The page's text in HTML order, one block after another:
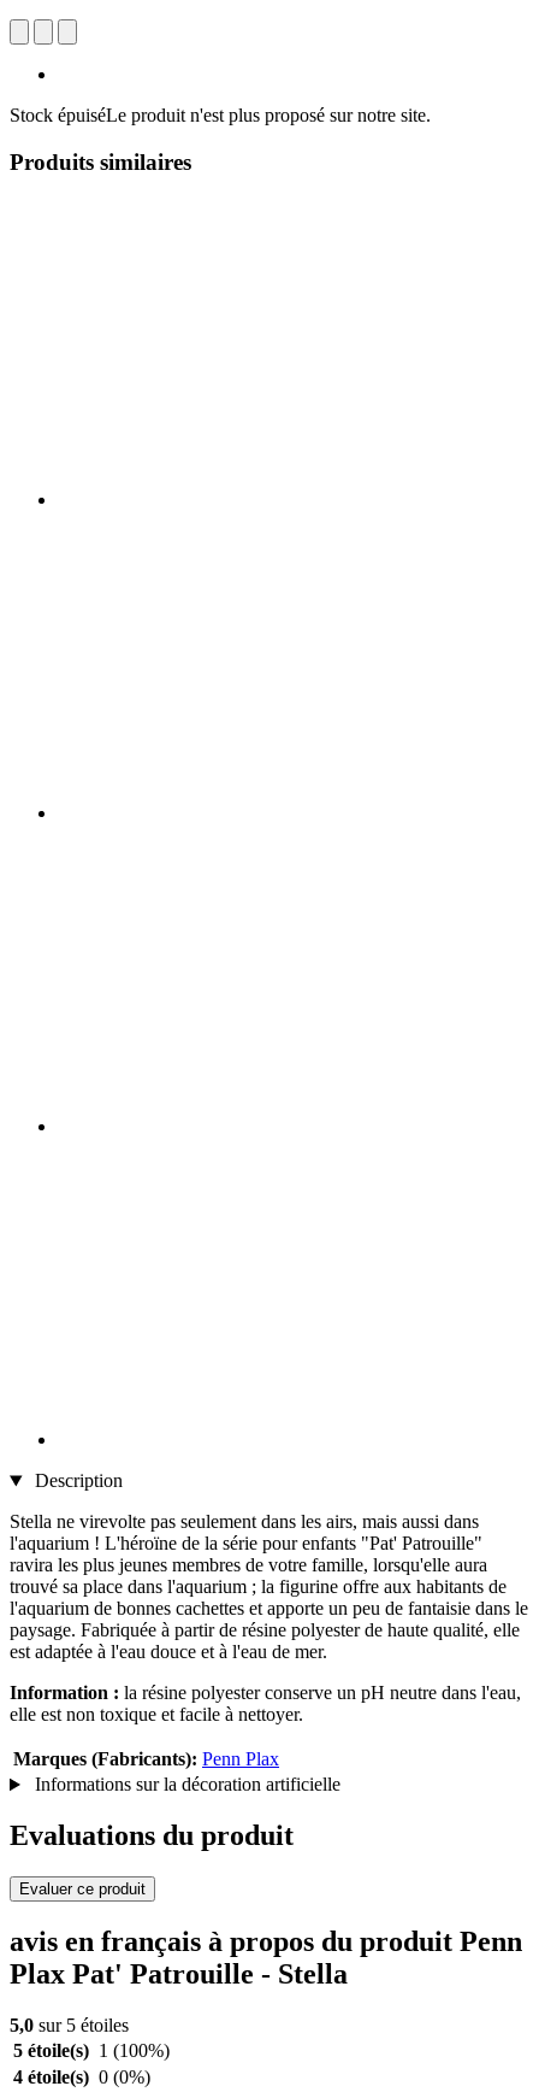
Stock épuiséLe produit n'est plus proposé sur notre site.
Produits similaires
Description
Stella ne virevolte pas seulement dans les airs, mais aussi dans
l'aquarium ! L'héroïne de la série pour enfants "Pat' Patrouille"
ravira les plus jeunes membres de votre famille, lorsqu'elle aura
trouvé sa place dans l'aquarium ; la figurine offre aux habitants de
l'aquarium de bonnes cachettes et apporte un peu de fantaisie dans le
paysage. Fabriquée à partir de résine polyester de haute qualité, elle
est adaptée à l'eau douce et à l'eau de mer.
Information : la résine polyester conserve un pH neutre dans l'eau,
elle est non toxique et facile à nettoyer.
Marques (Fabricants): Penn Plax
Informations sur la décoration artificielle
Evaluations du produit
Evaluer ce produit
avis en français à propos du produit Penn
Plax Pat' Patrouille - Stella
5,0 sur 5 étoiles
5 étoile(s) 1 (100%)
4 étoile(s) 0 (0%)